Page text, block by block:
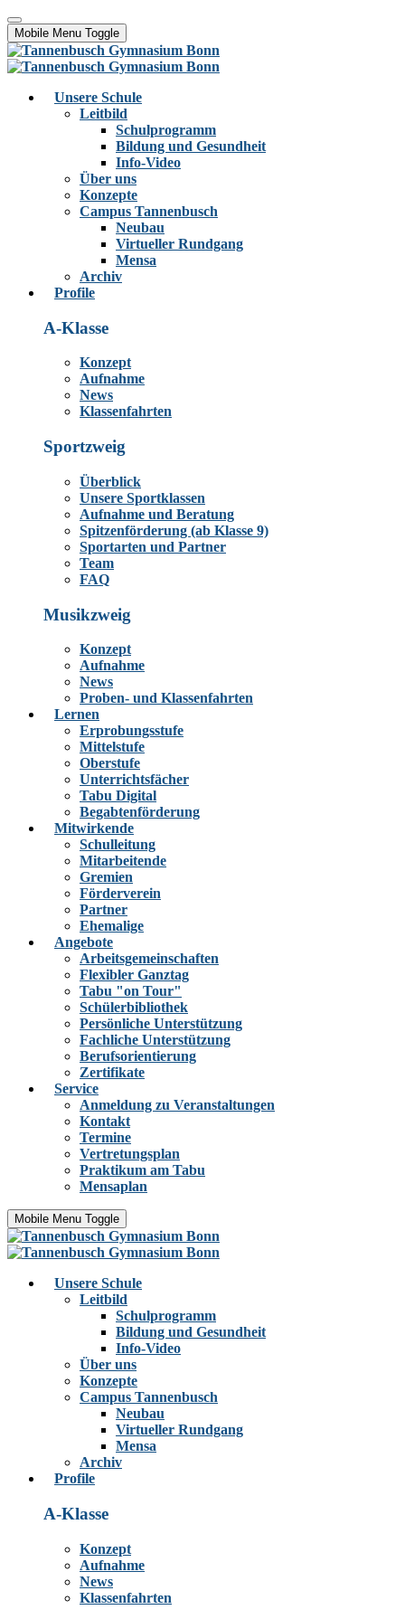
Mobile Menu Toggle
Unsere Schule
Leitbild
Schulprogramm
Bildung und Gesundheit
Info-Video
Über uns
Konzepte
Campus Tannenbusch
Neubau
Virtueller Rundgang
Mensa
Archiv
Profile
A-Klasse
Konzept
Aufnahme
News
Klassenfahrten
Sportzweig
Überblick
Unsere Sportklassen
Aufnahme und Beratung
Spitzenförderung (ab Klasse 9)
Sportarten und Partner
Team
FAQ
Musikzweig
Konzept
Aufnahme
News
Proben- und Klassenfahrten
Lernen
Erprobungsstufe
Mittelstufe
Oberstufe
Unterrichtsfächer
Tabu Digital
Begabtenförderung
Mitwirkende
Schulleitung
Mitarbeitende
Gremien
Förderverein
Partner
Ehemalige
Angebote
Arbeitsgemeinschaften
Flexibler Ganztag
Tabu "on Tour"
Schülerbibliothek
Persönliche Unterstützung
Fachliche Unterstützung
Berufsorientierung
Zertifikate
Service
Anmeldung zu Veranstaltungen
Kontakt
Termine
Vertretungsplan
Praktikum am Tabu
Mensaplan
Mobile Menu Toggle
Unsere Schule
Leitbild
Schulprogramm
Bildung und Gesundheit
Info-Video
Über uns
Konzepte
Campus Tannenbusch
Neubau
Virtueller Rundgang
Mensa
Archiv
Profile
A-Klasse
Konzept
Aufnahme
News
Klassenfahrten